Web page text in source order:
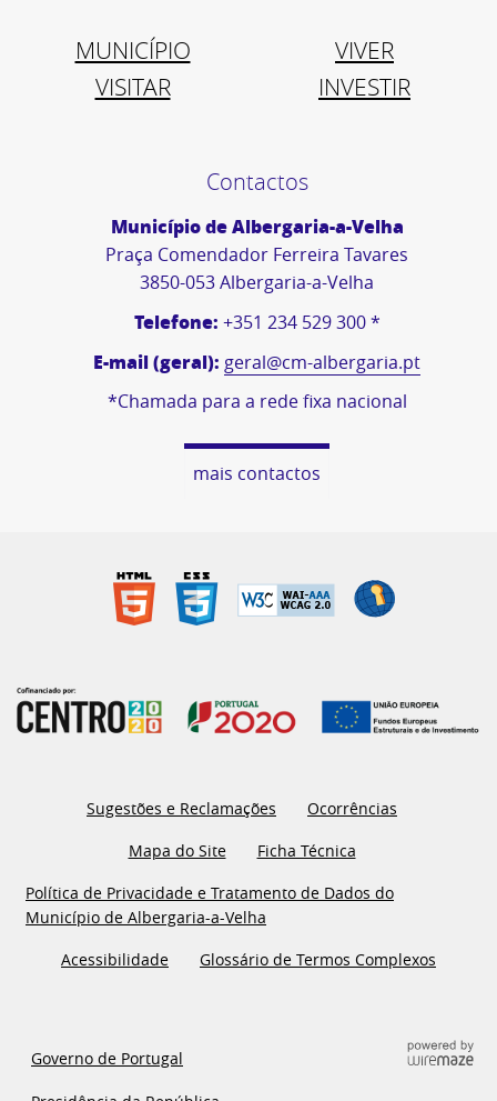
MUNICÍPIO
VIVER
VISITAR
INVESTIR
Contactos
Município de Albergaria-a-Velha
Praça Comendador Ferreira Tavares
3850-053 Albergaria-a-Velha
Telefone: +351 234 529 300 *
E-mail (geral): geral@cm-albergaria.pt
*Chamada para a rede fixa nacional
mais contactos
Sugestões e Reclamações
Ocorrências
Mapa do Site
Ficha Técnica
Política de Privacidade e Tratamento de Dados do
Município de Albergaria-a-Velha
Acessibilidade
Glossário de Termos Complexos
Governo de Portugal